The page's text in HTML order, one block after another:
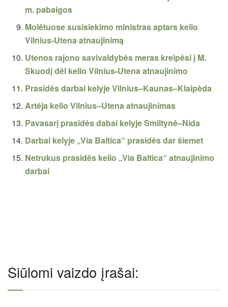
m. pabaigos
Molėtuose susisiekimo ministras aptars kelio
Vilnius-Utena atnaujinimą
Utenos rajono savivaldybės meras kreipėsi į M.
Skuodį dėl kelio Vilnius-Utena atnaujinimo
Prasidės darbai kelyje Vilnius–Kaunas–Klaipėda
Artėja kelio Vilnius–Utena atnaujinimas
Pavasarį prasidės dabai kelyje Smiltynė–Nida
Darbai kelyje „Via Baltica“ prasidės dar šiemet
Netrukus prasidės kelio „Via Baltica“ atnaujinimo
darbai
Siūlomi vaizdo įrašai: